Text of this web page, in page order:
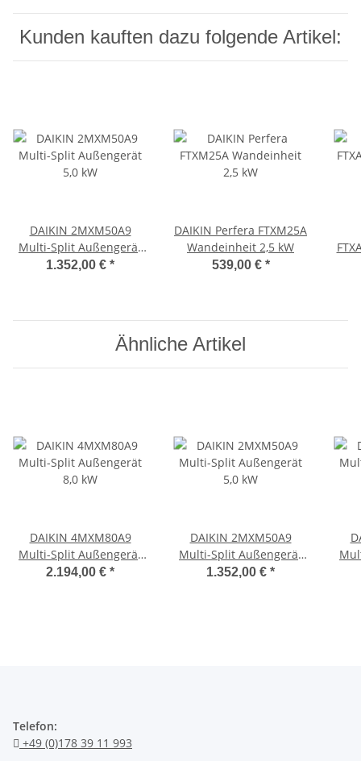
Kunden kauften dazu folgende Artikel:
DAIKIN 2MXM50A9
Multi-Split Außengerät
5,0 kW
1.352,00 € *
DAIKIN Perfera FTXM25A
Wandeinheit 2,5 kW
539,00 € *
Ähnliche Artikel
DAIKIN 4MXM80A9
Multi-Split Außengerät
8,0 kW
2.194,00 € *
DAIKIN 2MXM50A9
Multi-Split Außengerät
5,0 kW
1.352,00 € *
Telefon:
+49 (0)178 39 11 993